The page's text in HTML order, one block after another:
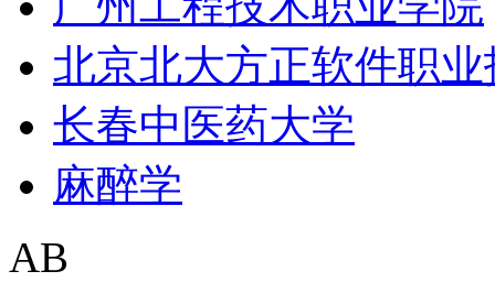
北京北大方正软件职
长春中医药大学
麻醉学
AB